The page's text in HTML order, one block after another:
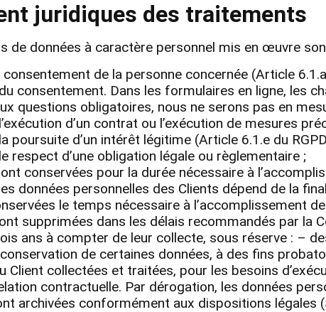
juridiques des traitements
de données à caractère personnel mis en œuvre
consentement de la personne concernée (Article
consentement. Dans les formulaires en ligne, les
questions obligatoires, nous ne serons pas en
d’un contrat ou l’exécution de mesures
poursuite d’un intérêt légitime (Article 6.1.e du
respect d’une obligation légale ou règlementaire ;
conservées pour la durée nécessaire à
données personnelles des Clients dépend de la
le temps nécessaire à l’accomplissement
supprimées dans les délais recommandés par
ans à compter de leur collecte, sous réserve : –
de certaines données, à des fins
Client collectées et traitées, pour les besoins
contractuelle. Par dérogation, les données
archivées conformément aux dispositions